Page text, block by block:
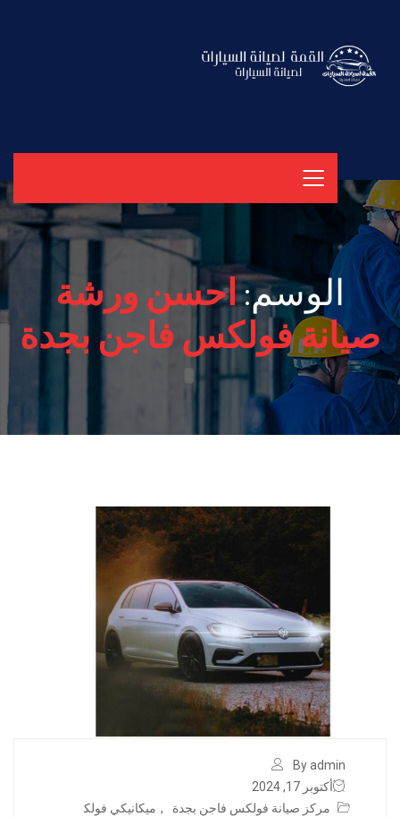
الوسم:احسن ورشة
صيانة فولكس فاجن بجدة
By admin
أكتوبر 17, 2024
مركز صيانة فولكس فاجن بجدة
, ميكانيكي فولك